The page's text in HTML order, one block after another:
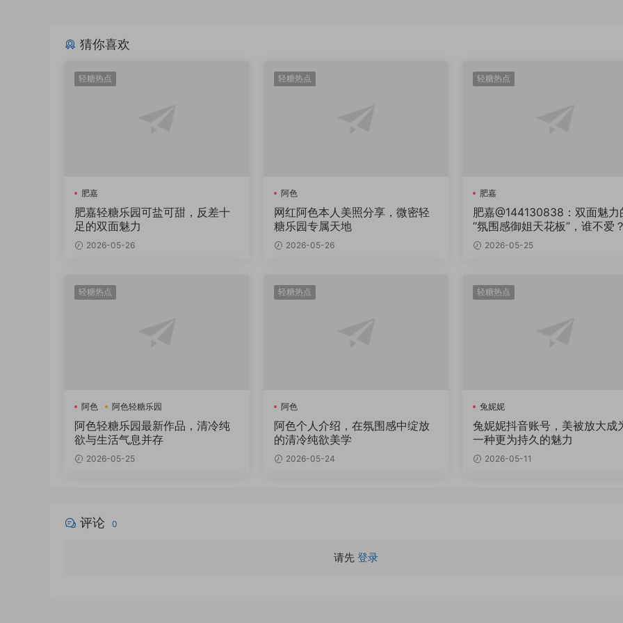
猜你喜欢
轻糖热点
肥嘉
肥嘉轻糖乐园可盐可甜，反差十
足的双面魅力
2026-05-26
轻糖热点
阿色
网红阿色本人美照分享，微密轻
糖乐园专属天地
2026-05-26
轻糖热点
肥嘉
肥嘉@144130838：双面魅力
“氛围感御姐天花板”，谁不爱
2026-05-25
轻糖热点
阿色 阿色轻糖乐园
阿色轻糖乐园最新作品，清冷纯
欲与生活气息并存
2026-05-25
轻糖热点
阿色
阿色个人介绍，在氛围感中绽放
的清冷纯欲美学
2026-05-24
轻糖热点
兔妮妮
兔妮妮抖音账号，美被放大成
一种更为持久的魅力
2026-05-11
评论 0
请先 登录